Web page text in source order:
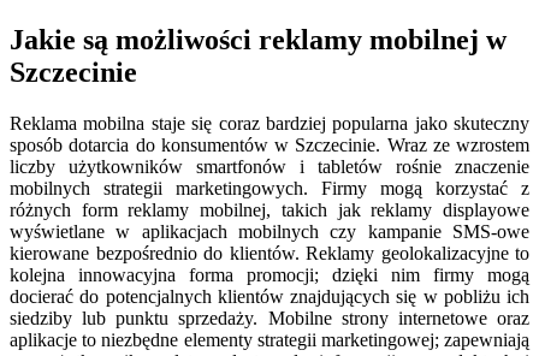
Jakie są możliwości reklamy mobilnej w
Szczecinie
Reklama mobilna staje się coraz bardziej popularna jako skuteczny
sposób dotarcia do konsumentów w Szczecinie. Wraz ze wzrostem
liczby użytkowników smartfonów i tabletów rośnie znaczenie
mobilnych strategii marketingowych. Firmy mogą korzystać z
różnych form reklamy mobilnej, takich jak reklamy displayowe
wyświetlane w aplikacjach mobilnych czy kampanie SMS-owe
kierowane bezpośrednio do klientów. Reklamy geolokalizacyjne to
kolejna innowacyjna forma promocji; dzięki nim firmy mogą
docierać do potencjalnych klientów znajdujących się w pobliżu ich
siedziby lub punktu sprzedaży. Mobilne strony internetowe oraz
aplikacje to niezbędne elementy strategii marketingowej; zapewniają